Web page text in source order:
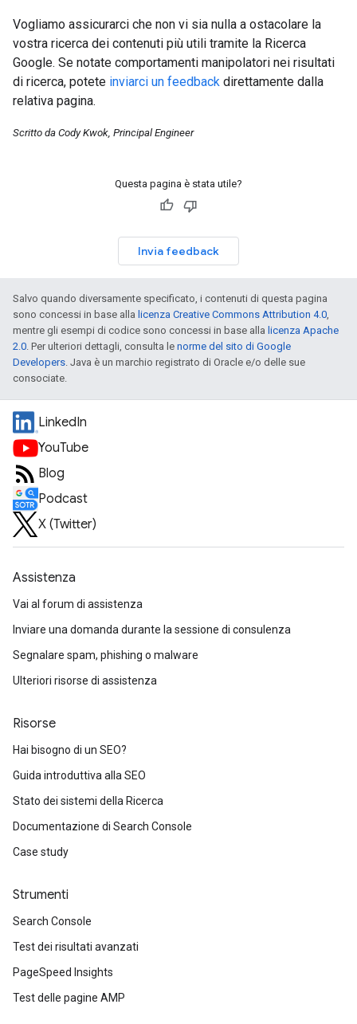
Vogliamo assicurarci che non vi sia nulla a ostacolare la
vostra ricerca dei contenuti più utili tramite la Ricerca
Google. Se notate comportamenti manipolatori nei risultati
di ricerca, potete inviarci un feedback direttamente dalla
relativa pagina.
Scritto da Cody Kwok, Principal Engineer
Questa pagina è stata utile?
Invia feedback
Salvo quando diversamente specificato, i contenuti di questa pagina
sono concessi in base alla licenza Creative Commons Attribution 4.0
mentre gli esempi di codice sono concessi in base alla licenza Apache
2.0 . Per ulteriori dettagli, consulta le norme del sito di Google
Developers . Java è un marchio registrato di Oracle e/o delle sue
consociate.
LinkedIn
YouTube
Blog
Podcast
X (Twitter)
Assistenza
Vai al forum di assistenza
Inviare una domanda durante la sessione di consulenza
Segnalare spam, phishing o malware
Ulteriori risorse di assistenza
Risorse
Hai bisogno di un SEO?
Guida introduttiva alla SEO
Stato dei sistemi della Ricerca
Documentazione di Search Console
Case study
Strumenti
Search Console
Test dei risultati avanzati
PageSpeed Insights
Test delle pagine AMP